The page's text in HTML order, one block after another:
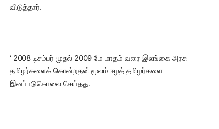
விடுத்தார்.
‘ 2008 டிசம்பர் முதல் 2009 மே மாதம் வரை இலங்கை அரசு
தமிழர்களைக் கொன்றதன் மூலம் ஈழத் தமிழர்களை
இனப்படுகொலை செய்தது.